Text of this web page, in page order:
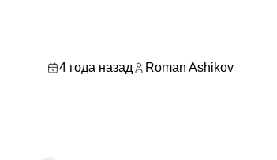
4 года назад Roman Ashikov